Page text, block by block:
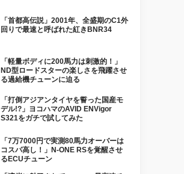
「首都高伝説」2001年、全盛期のC1外
回りで最速と呼ばれた紅きBNR34
「軽量ボディに200馬力は刺激的！」
ND型ロードスターの楽しさを飛躍させ
る過給機チューンに迫る
「打倒アジアンタイヤを誓った国産モ
デル!?」ヨコハマのAVID ENVigor
S321をガチで試してみた
「7万7000円で実測80馬力オーバーは
コスパ高し！」N-ONE RSを覚醒させ
るECUチューン